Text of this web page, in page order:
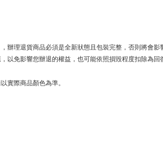
理退貨商品必須是全新狀態且包裝完整，否則將會影
免影響您辦退的權益，也可能依照損毀程度扣除為回
實際商品顏色為準。